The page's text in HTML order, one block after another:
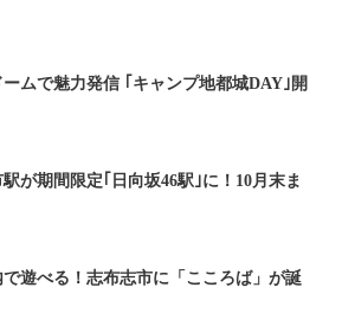
ームで魅力発信 ｢キャンプ地都城DAY｣開
駅が期間限定｢日向坂46駅｣に！10月末ま
で遊べる！志布志市に「こころば」が誕